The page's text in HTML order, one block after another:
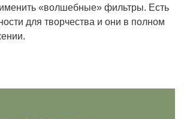
«волшебные» фильтры. Есть
для творчества и они в полном